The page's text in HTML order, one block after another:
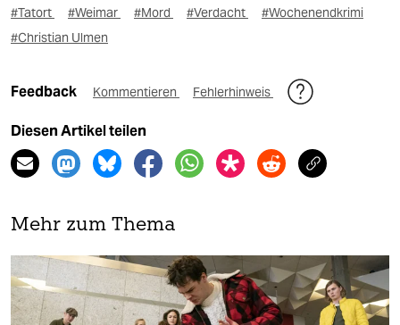
#Tatort #Weimar #Mord #Verdacht
#Wochenendkrimi
#Christian Ulmen
Feedback Kommentieren Fehlerhinweis
Diesen Artikel teilen
Mehr zum Thema